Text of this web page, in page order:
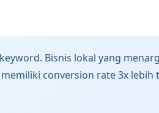
Bisnis lokal yang
conversion rate 3x lebih